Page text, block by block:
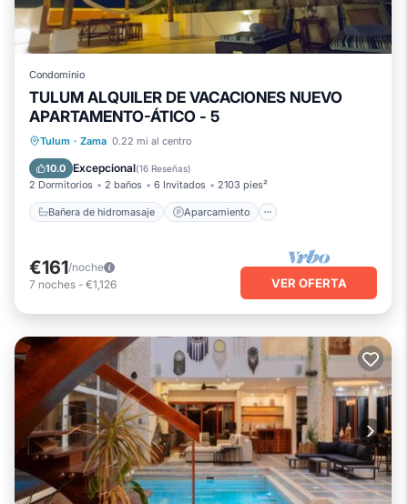
Condominio
TULUM ALQUILER DE VACACIONES NUEVO
APARTAMENTO-ÁTICO - 5
Tulum · Zama 0.22 mi al centro
10.0 Excepcional(16 Reseñas)
2 Dormitorios 2 baños 6 Invitados 2103 pies²
Bañera de hidromasaje Aparcamiento
Bañera de hidromasaje
Piscina
Balcón/Terraza
€161/noche
7 noches - €1,126 VER OFERTA